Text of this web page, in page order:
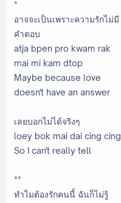
*
อาจจะเป็นเพราะความรักไม่มี
คำตอบ
atja bpen pro kwam rak
mai mi kam dtop
Maybe because love
doesn't have an answer
เลยบอกไม่ได้จริงๆ
loey bok mai dai cing cing
So I can't really tell
**
ทำไมต้องรักคนนี้ ฉันก็ไม่รู้